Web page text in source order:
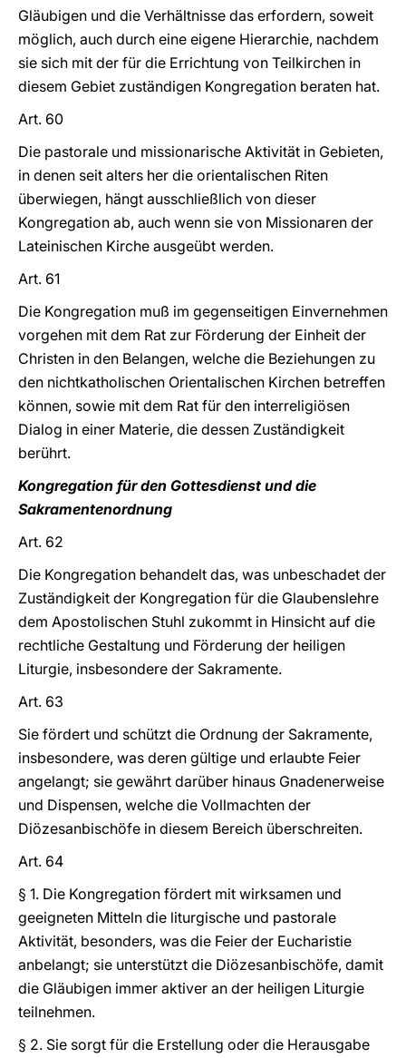
Gläubigen und die Verhältnisse das erfordern, soweit
möglich, auch durch eine eigene Hierarchie, nachdem
sie sich mit der für die Errichtung von Teilkirchen in
diesem Gebiet zuständigen Kongregation beraten hat.
Art. 60
Die pastorale und missionarische Aktivität in Gebieten,
in denen seit alters her die orientalischen Riten
überwiegen, hängt ausschließlich von dieser
Kongregation ab, auch wenn sie von Missionaren der
Lateinischen Kirche ausgeübt werden.
Art. 61
Die Kongregation muß im gegenseitigen Einvernehmen
vorgehen mit dem Rat zur Förderung der Einheit der
Christen in den Belangen, welche die Beziehungen zu
den nichtkatholischen Orientalischen Kirchen betreffen
können, sowie mit dem Rat für den interreligiösen
Dialog in einer Materie, die dessen Zuständigkeit
berührt.
Kongregation für den Gottesdienst und die
Sakramentenordnung
Art. 62
Die Kongregation behandelt das, was unbeschadet der
Zuständigkeit der Kongregation für die Glaubenslehre
dem Apostolischen Stuhl zukommt in Hinsicht auf die
rechtliche Gestaltung und Förderung der heiligen
Liturgie, insbesondere der Sakramente.
Art. 63
Sie fördert und schützt die Ordnung der Sakramente,
insbesondere, was deren gültige und erlaubte Feier
angelangt; sie gewährt darüber hinaus Gnadenerweise
und Dispensen, welche die Vollmachten der
Diözesanbischöfe in diesem Bereich überschreiten.
Art. 64
§ 1. Die Kongregation fördert mit wirksamen und
geeigneten Mitteln die liturgische und pastorale
Aktivität, besonders, was die Feier der Eucharistie
anbelangt; sie unterstützt die Diözesanbischöfe, damit
die Gläubigen immer aktiver an der heiligen Liturgie
teilnehmen.
§ 2. Sie sorgt für die Erstellung oder die Herausgabe